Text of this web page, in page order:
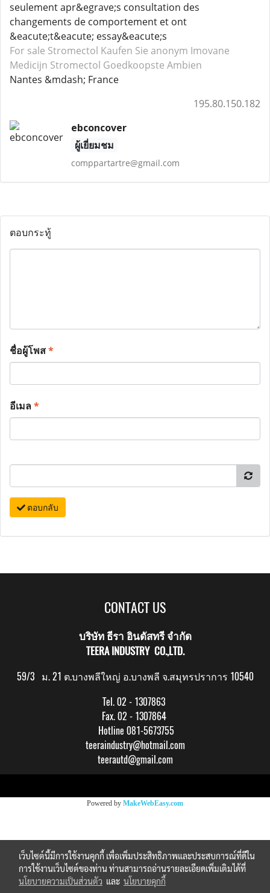
seulement apr&egrave;s consultation des
changements de comportement et ont
&eacute;t&eacute; essay&eacute;s
For sale Stromectol Kaufen Sie anonym Imovane
Medicijn Stromectol Goedkoopste Ambien
Nantes &mdash; France
195.80.150.182
ebconcover
ผู้เยี่ยมชม
comppartartre@gmail.com
ตอบกระทู้
ชื่อผู้โพส*
อีเมล*
ตอบกลับ
CONTACT US
บริษัท ธีรา อินดัสทรี จำกัด
TEERA INDUSTRY CO.,LTD.
59/3 ม. 21 ต.บางพลีใหญ่ อ.บางพลี จ.สมุทรปราการ 10540
Tel. 02 - 1307863
Fax. 02 - 1307864
Hotline 081-5673755
teeraindustry@hotmail.com
teerautd@gmail.com
Powered by MakeWebEasy.com
เว็บไซต์นี้มีการใช้งานคุกกี้ เพื่อเพิ่มประสิทธิภาพและประสบการณ์ที่ดีใน
การใช้งานเว็บไซต์ของท่าน ท่านสามารถอ่านรายละเอียดเพิ่มเติมได้ที่
นโยบายความเป็นส่วนตัว และ นโยบายคุกกี้